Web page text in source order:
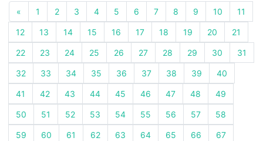
« 1 2 3 4 5 6 7 8 9 10 11
12 13 14 15 16 17 18 19 20 21
22 23 24 25 26 27 28 29 30 31
32 33 34 35 36 37 38 39 40
41 42 43 44 45 46 47 48 49
50 51 52 53 54 55 56 57 58
59 60 61 62 63 64 65 66 67